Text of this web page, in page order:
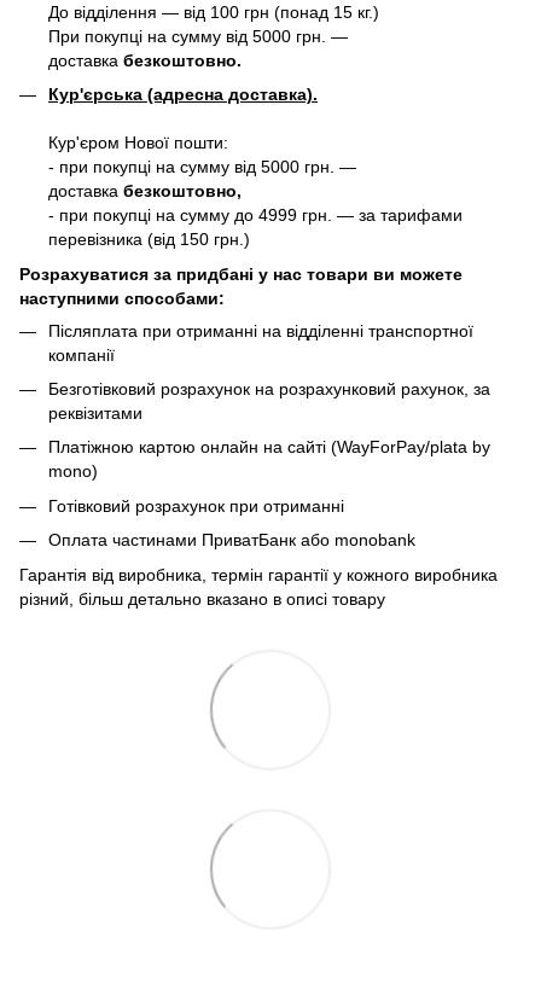
До відділення — від 100 грн (понад 15 кг.)
При покупці на сумму від 5000 грн. —
доставка безкоштовно.
Кур'єрська (адресна доставка).
Кур'єром Нової пошти:
- при покупці на сумму від 5000 грн. —
доставка безкоштовно,
- при покупці на сумму до 4999 грн. — за тарифами
перевізника (від 150 грн.)
Розрахуватися за придбані у нас товари ви можете
наступними способами:
Післяплата при отриманні на відділенні транспортної
компанії
Безготівковий розрахунок на розрахунковий рахунок, за
реквізитами
Платіжною картою онлайн на сайті (WayForPay/plata by
mono)
Готівковий розрахунок при отриманні
Оплата частинами ПриватБанк або monobank
Гарантія від виробника, термін гарантії у кожного виробника
різний, більш детально вказано в описі товару